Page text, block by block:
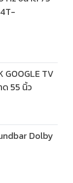
GOOGLE TV
55 นิ้ว
Dolby